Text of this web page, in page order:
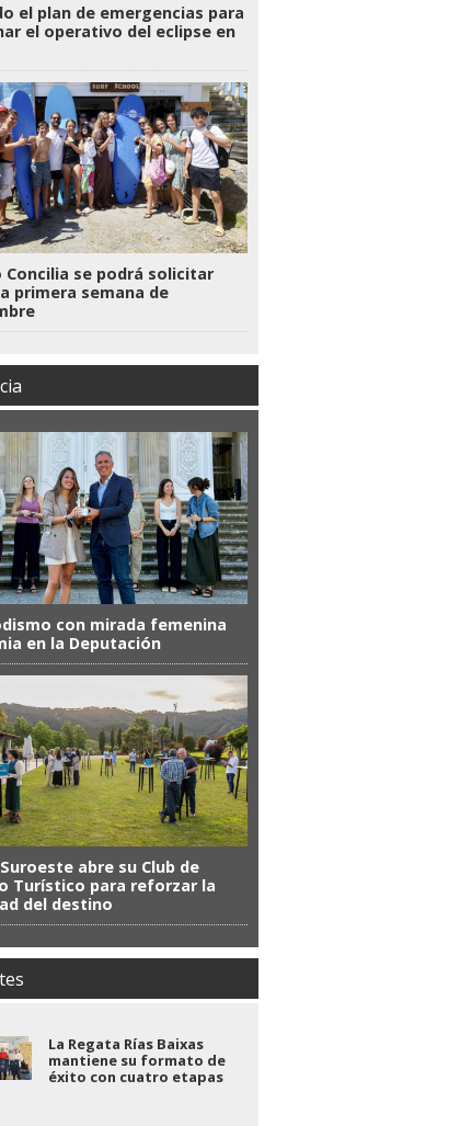
el plan de emergencias para
el operativo del eclipse en
Concilia se podrá solicitar
primera semana de
con mirada femenina
en la Deputación
abre su Club de
Turístico para reforzar la
del destino
La Regata Rías Baixas
mantiene su formato de
éxito con cuatro etapas